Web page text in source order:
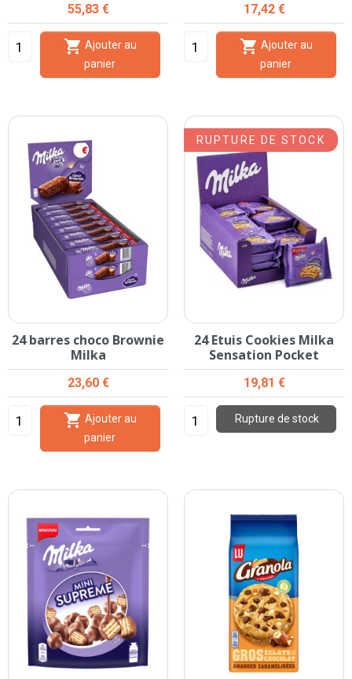
Prix
55,83 €

panier
Prix
17,42 €

panier
24 barres choco Brownie
Milka
Prix
23,60 €

panier
24 Etuis Cookies Milka
Sensation Pocket
Prix
19,81 €
Rupture de stock
RUPTURE DE STOCK